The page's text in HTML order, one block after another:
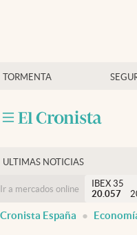
TORMENTA
Economía y finanzas
Criptomonedas
ULTIMAS NOTICIAS
Ir a mercados online
IBEX 35
20.057
Cronista España